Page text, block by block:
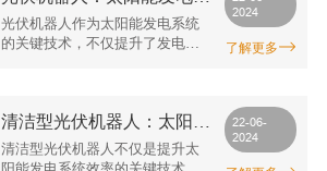
高效运行，为客户提供了可靠的
充电支持和显著的经济效益。这
一成功案例充分展示了我们在工
来在类似项目中的应用奠定了坚
实的基础。
域的未来助力
光伏机器人作为太阳能发电系统
的关键技术，不仅提升了发电效
机器人的发展势头将持续强劲，
为可再生能源的未来作出重要贡
献。
2024
了解更多
清洁型光伏机器人：太阳能
电池板保洁的智能化解决方
清洁型光伏机器人不仅是提升太
22-06-
2024